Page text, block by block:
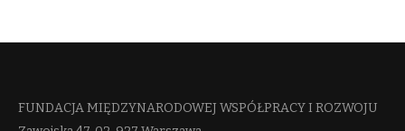
FUNDACJA MIĘDZYNARODOWEJ WSPÓŁPRACY I ROZWOJU​